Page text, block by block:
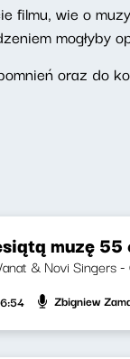
filmu, wie o
mogłyby
oraz do
muzę 55
& Novi Singers -
Zbigniew